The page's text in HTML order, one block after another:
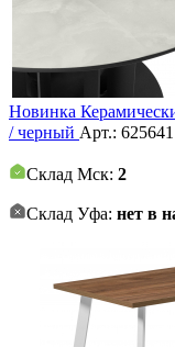
Новинка
/ черный Арт.: 625641
Склад Мск: 2
Склад Уфа: нет в